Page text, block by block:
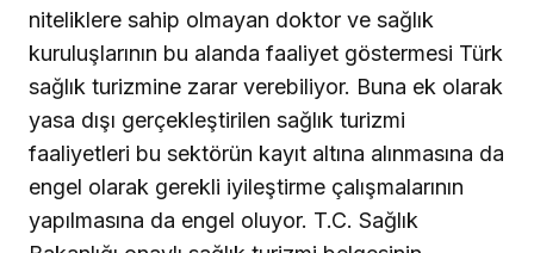
niteliklere sahip olmayan doktor ve sağlık
kuruluşlarının bu alanda faaliyet göstermesi Türk
sağlık turizmine zarar verebiliyor. Buna ek olarak
yasa dışı gerçekleştirilen sağlık turizmi
faaliyetleri bu sektörün kayıt altına alınmasına da
engel olarak gerekli iyileştirme çalışmalarının
yapılmasına da engel oluyor. T.C. Sağlık